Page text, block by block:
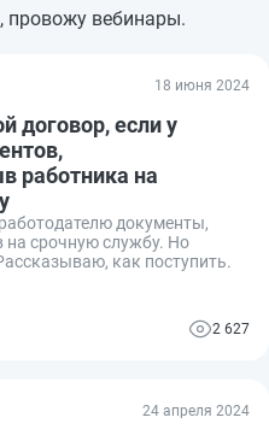
провожу вебинары.
18 июня 2024
договор, если у
работника на
документы,
срочную службу. Но
как поступить.
2 627
24 апреля 2024